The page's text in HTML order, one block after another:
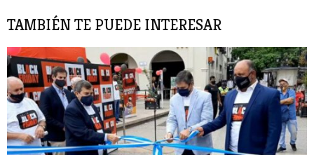
TAMBIÉN TE PUEDE INTERESAR